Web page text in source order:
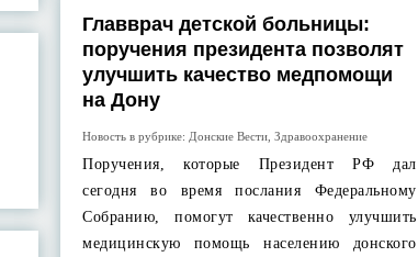
Главврач детской больницы:
поручения президента позволят
улучшить качество медпомощи
на Дону
Новость в рубрике: Донские Вести ,Здравоохранение
Поручения, которые Президент РФ дал
сегодня во время послания Федеральному
Собранию, помогут качественно улучшить
медицинскую помощь населению донского